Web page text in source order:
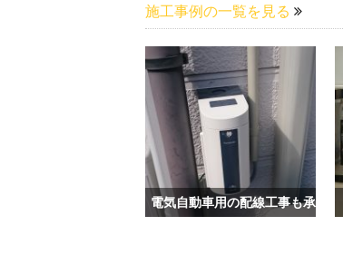
施工事例の一覧を見る
電気自動車用の配線工事も承っ